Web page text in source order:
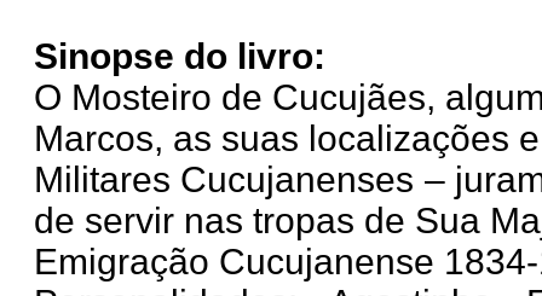
Sinopse do livro:
O Mosteiro de Cucujães,
Marcos, as suas localizações
Militares Cucujanenses –
de servir nas tropas de Sua
Emigração Cucujanense